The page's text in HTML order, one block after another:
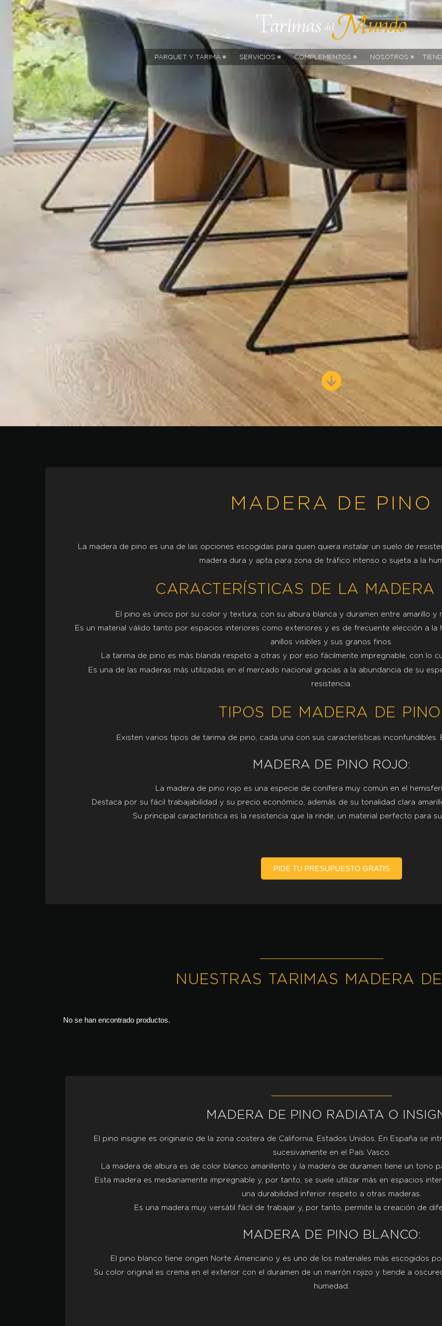
PARQUET Y TARIMA ≡ SERVICIOS ≡ COMPLEMENTOS ≡ NOSOTROS ≡
MADERA DE PINO
La madera de pino es una de las opciones escogidas para quien quiera instalar un suelo de
madera dura y apta para zona de tráfico intenso o sujeta a la
CARACTERÍSTICAS DE LA MADERA
El pino es único por su color y textura, con su albura blanca y duramen entre amarillo y
Es un material válido tanto por espacios interiores como exteriores y es de frecuente elección a
anillos visibles y sus granos finos.
La tarima de pino es más blanda respeto a otras y por eso fácilmente impregnable, con lo
Es una de las maderas más utilizadas en el mercado nacional gracias a la abundancia de su
resistencia.
TIPOS DE MADERA DE
Existen varios tipos de tarima de pino, cada una con sus características inconfundibles.
MADERA DE PINO ROJO:
La madera de pino rojo es una especie de conífera muy común en el
Destaca por su fácil trabajabilidad y su precio económico, además de su tonalidad clara
Su principal característica es la resistencia que la rinde, un material perfecto para
PIDE TU PRESUPUESTO GRATIS
NUESTRAS TARIMAS MADERA
No se han encontrado productos.
MADERA DE PINO RADIATA O
El pino insigne es originario de la zona costera de California, Estados Unidos. En España se
sucesivamente en el País Vasco.
La madera de albura es de color blanco amarillento y la madera de duramen tiene un tono
Esta madera es medianamente impregnable y, por tanto, se suele utilizar más en espacios
una durabilidad inferior respeto a otras maderas.
Es una madera muy versátil fácil de trabajar y, por tanto, permite la creación de
MADERA DE PINO BLANCO:
El pino blanco tiene origen Norte Americano y es uno de los materiales más escogidos
Su color original es crema en el exterior con el duramen de un marrón rojizo y tiende a
humedad.